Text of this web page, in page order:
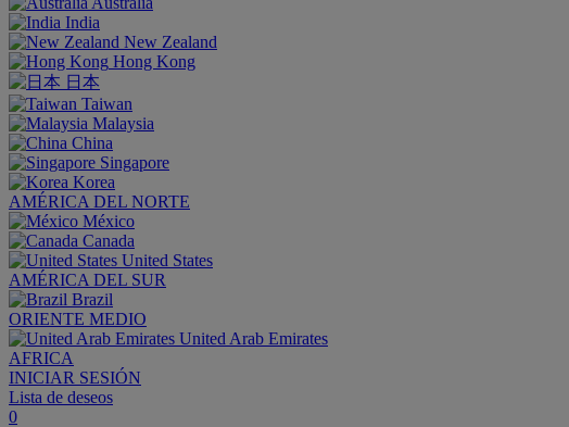
India
New Zealand
Hong Kong
日本
Taiwan
Malaysia
China
Singapore
Korea
AMÉRICA DEL NORTE
México
Canada
United States
AMÉRICA DEL SUR
Brazil
ORIENTE MEDIO
United Arab Emirates
AFRICA
INICIAR SESIÓN
Lista de deseos
0